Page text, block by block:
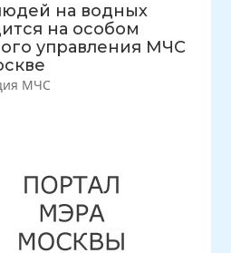
на водных
на особом
управления МЧС
МЧС